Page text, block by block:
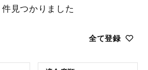
全て登録
件見つかりました